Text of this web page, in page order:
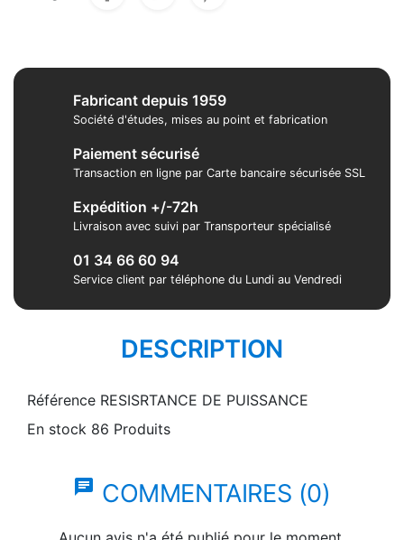
Fabricant depuis 1959
Société d'études, mises au point et fabrication
Paiement sécurisé
Transaction en ligne par Carte bancaire sécurisée SSL
Expédition +/-72h
Livraison avec suivi par Transporteur spécialisé
01 34 66 60 94
Service client par téléphone du Lundi au Vendredi
DESCRIPTION
Référence RESISRTANCE DE PUISSANCE
En stock 86 Produits
chat COMMENTAIRES (0)